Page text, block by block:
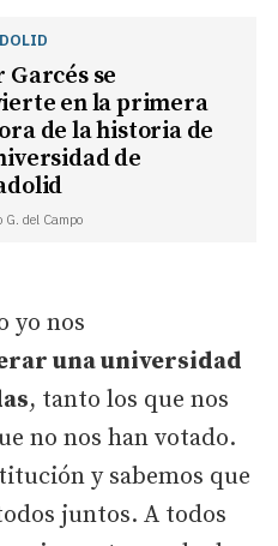
Garcés se
en la primera
de la historia de
de
G. del Campo
yo nos
una universidad
, tanto los que nos
no nos han votado.
y sabemos que
juntos. A todos